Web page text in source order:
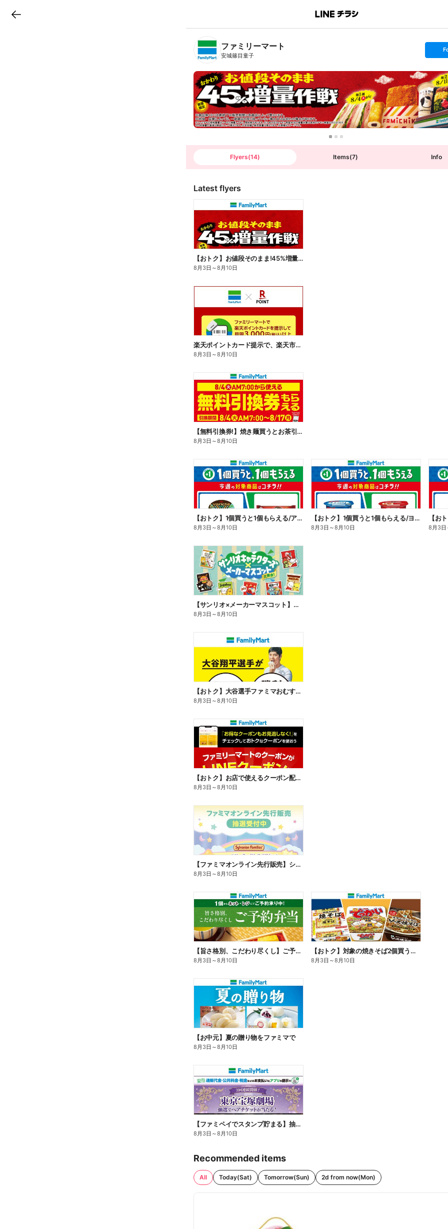
B
n
T
ファミリーマート
安城篠目童子
s
t
o
l
l
o
w
Flyers(14) Items(7) Info
Latest flyers
【おトク】お値段そのまま!45%増量作戦!
8月3日 ～8月10日
楽天ポイントカード提示で、楽天市場でのお買い物がおトクに!
8月3日 ～8月10日
【無料引換券!】焼き麺買うとお茶引換券貰える!
8月3日 ～8月10日
【おトク】1個買うと1個もらえる/アイス
8月3日 ～8月10日
【おトク】1個買うと1個もらえる/ヨーグルト
8月3日 ～8月10日
【お
8月3日
【サンリオ×メーカーマスコット】オリジナルグッズ貰える!
8月3日 ～8月10日
【おトク】大谷選手ファミマおむすび割
8月3日 ～8月10日
【おトク】お店で使えるクーポン配信中
8月3日 ～8月10日
【ファミマオンライン先行販売】シルバニアファミリー
8月3日 ～8月10日
【旨さ格別、こだわり尽くし】ご予約弁当
8月3日 ～8月10日
【おトク】対象の焼きそば2個買うと100円引き!
8月3日 ～8月10日
【お中元】夏の贈り物をファミマで
8月3日 ～8月10日
【ファミペイでスタンプ貯まる】抽選でペアチケットが当たる!
8月3日 ～8月10日
Recommended items
All Today(Sat) Tomorrow(Sun) 2d from now(Mon)